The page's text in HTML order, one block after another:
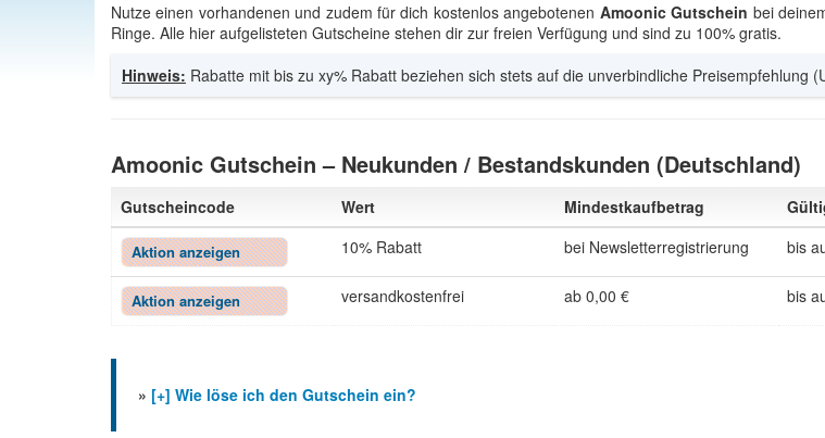
Nutze einen vorhandenen und zudem für dich kostenlos angebotenen Amoonic Gutschein bei
Ringe. Alle hier aufgelisteten Gutscheine stehen dir zur freien Verfügung und sind zu 100% gratis.
Hinweis: Rabatte mit bis zu xy% Rabatt beziehen sich stets auf die unverbindliche Preisempfehlung
Amoonic Gutschein – Neukunden / Bestandskunden (Deutschland)
Gutscheincode Wert Mindestkaufbetrag
Aktion anzeigen 10% Rabatt bei Newsletterregistrierung bis
Aktion anzeigen versandkostenfrei ab 0,00 € bis
» [+] Wie löse ich den Gutschein ein?